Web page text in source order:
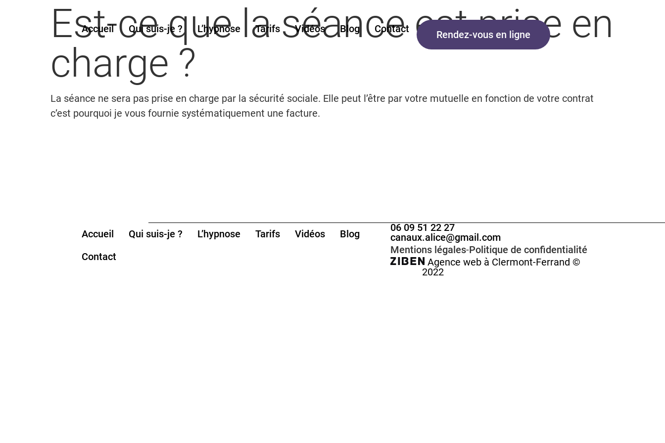
Accueil Qui suis-je ? L’hypnose Tarifs Vidéos Blog Contact Rendez-vous en ligne
Est-ce que la séance est prise en
charge ?
La séance ne sera pas prise en charge par la sécurité sociale. Elle peut l’être par votre mutuelle en fonction de votre contrat
c’est pourquoi je vous fournie systématiquement une facture.
Accueil Qui suis-je ? L’hypnose Tarifs Vidéos
Blog
Contact
06 09 51 22 27
canaux.alice@gmail.com
Mentions légales-Politique de confidentialité
- Agence web à Clermont-Ferrand ©
2022